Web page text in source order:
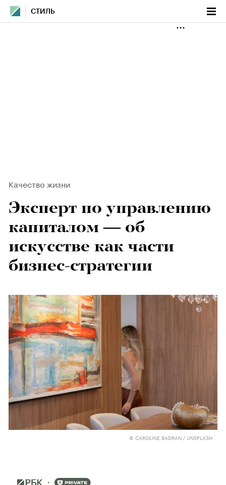
СТИЛЬ
Качество жизни
Эксперт по управлению
капиталом — об
искусстве как части
бизнес-стратегии
© CAROLINE BADRAN / UNSPLASH